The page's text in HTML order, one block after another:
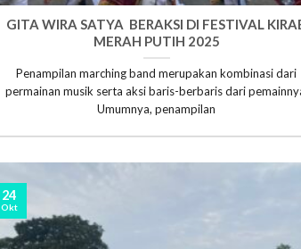
GITA WIRA SATYA BERAKSI DI FESTIVAL
MERAH PUTIH 2025
Penampilan marching band merupakan kombinasi dari
permainan musik serta aksi baris-berbaris dari
Umumnya, penampilan
24
Okt